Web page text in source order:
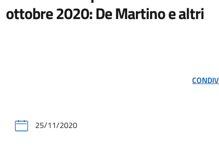
ottobre 2020: De Martino e altri
25/11/2020